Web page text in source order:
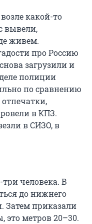
какой-то
вывели,
живем.
про Россию
загрузили и
полиции
по сравнению
в КПЗ.
в СИЗО, в
человека. В
до нижнего
Затем приказали
это метров 20–30.